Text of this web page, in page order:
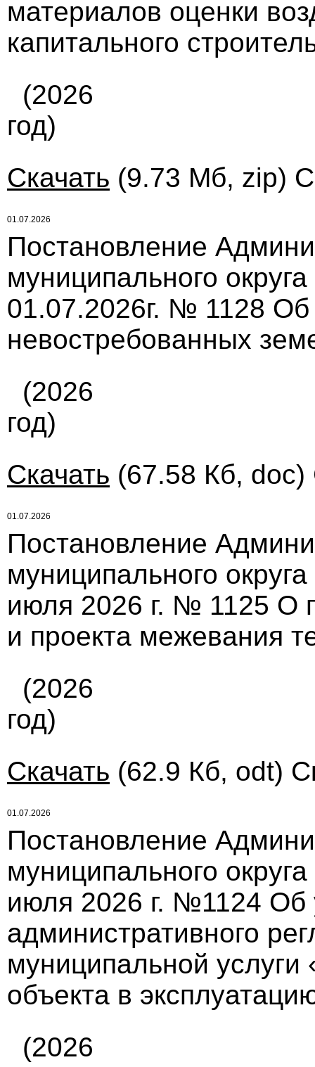
материалов оценки
капитального
(2026
год)
Скачать (9.73 Мб, zip)
01.07.2026
Постановление
муниципального
01.07.2026г. № 1128 Об
невостребованных
(2026
год)
Скачать (67.58 Кб, doc)
01.07.2026
Постановление
муниципального
июля 2026 г. № 1125 О
и проекта межевания
(2026
год)
Скачать (62.9 Кб, odt)
01.07.2026
Постановление
муниципального
июля 2026 г. №1124 Об
административного
муниципальной
объекта в
(2026